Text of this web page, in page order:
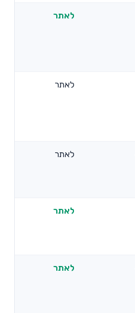
לאתר
לאתר
לאתר
לאתר
לאתר